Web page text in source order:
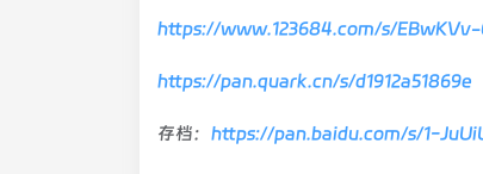
https://www.123684.com/s/EBwKVv-
https://pan.quark.cn/s/d1912a51869e
存档： https://pan.baidu.com/s/1-